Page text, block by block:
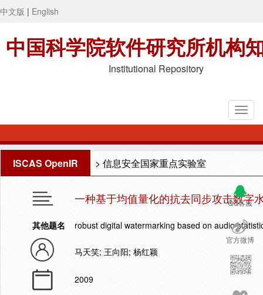
中文版 | English
中国科学院软件研究所机构
Institutional Repository
ISCAS OpenIR > 信息安全国家重点实验室
QQ客服
官方微博
一种基于均值量化的抗去同步攻击数字
其他题名 robust digital watermarking based on audio
马天笑; 王向阳; 杨红颖
2009